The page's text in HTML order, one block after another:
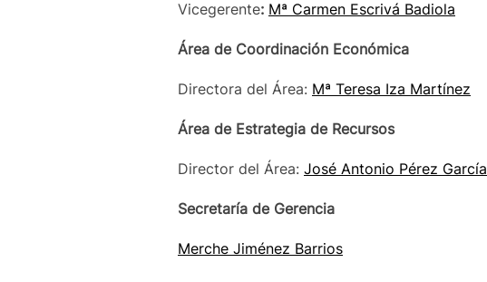
Vicegerente: Mª Carmen Escrivá Badiola
Área de Coordinación Económica
Directora del Área: Mª Teresa Iza Martínez
Área de Estrategia de Recursos
Director del Área: José Antonio Pérez García
Secretaría de Gerencia
Merche Jiménez Barrios